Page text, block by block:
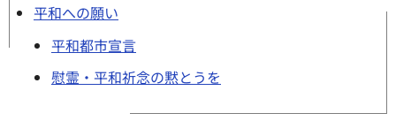
平和への願い
平和都市宣言
慰霊・平和祈念の黙とうを